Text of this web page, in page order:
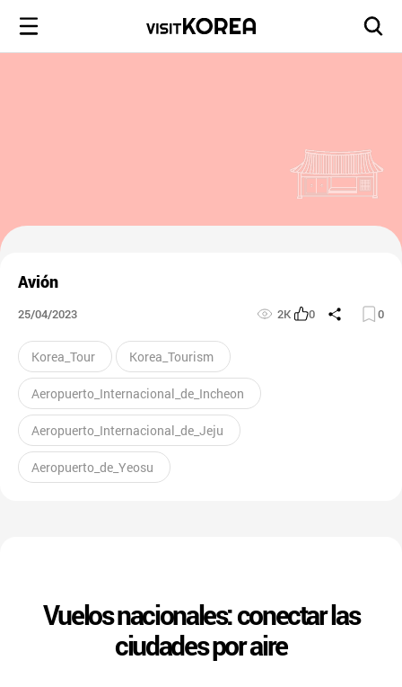
Avión
25/04/2023 2K 0 0
Korea_Tour Korea_Tourism
Aeropuerto_Internacional_de_Incheon
Aeropuerto_Internacional_de_Jeju
Aeropuerto_de_Yeosu
Vuelos nacionales: conectar las
ciudades por aire